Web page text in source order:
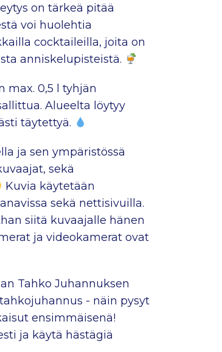
on tärkeä pitää
voi huolehtia
cocktaileilla, joita on
anniskelupisteistä.
max. 0,5 l tyhjän
Alueelta löytyy
täytettyä.
ja sen ympäristössä
sekä
Kuvia käytetään
sekä nettisivuilla.
siitä kuvaajalle hänen
ja videokamerat ovat
Tahko Juhannuksen
- näin pysyt
ensimmäisenä!
ja käytä hästägiä